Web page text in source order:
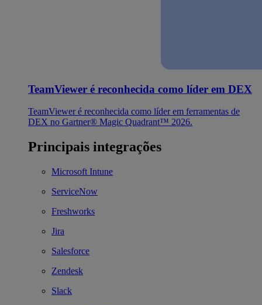
TeamViewer é reconhecida como líder em DEX
TeamViewer é reconhecida como líder em ferramentas de
DEX no Gartner® Magic Quadrant™ 2026.
Principais integrações
Microsoft Intune
ServiceNow
Freshworks
Jira
Salesforce
Zendesk
Slack